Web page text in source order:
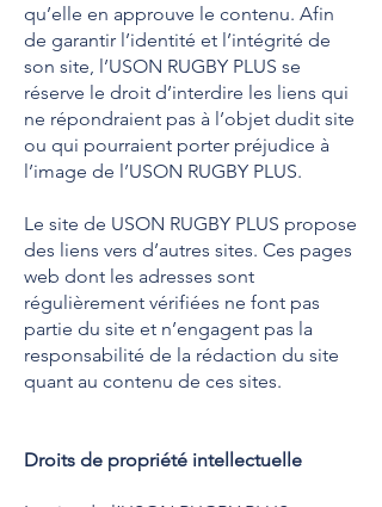
qu’elle en approuve le contenu. Afin
de garantir l’identité et l’intégrité de
son site, l’USON RUGBY PLUS se
réserve le droit d’interdire les liens qui
ne répondraient pas à l’objet dudit site
ou qui pourraient porter préjudice à
l’image de l’USON RUGBY PLUS.
Le site de USON RUGBY PLUS propose
des liens vers d’autres sites. Ces pages
web dont les adresses sont
régulièrement vérifiées ne font pas
partie du site et n’engagent pas la
responsabilité de la rédaction du site
quant au contenu de ces sites.
Droits de propriété intellectuelle